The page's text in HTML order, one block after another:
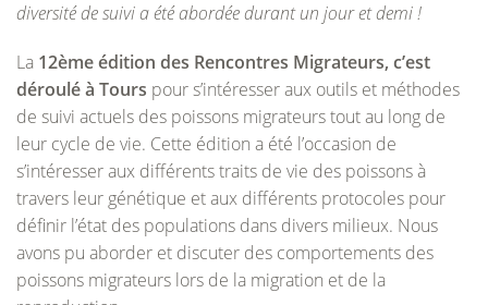
diversité de suivi a été abordée durant un jour et demi !
La 12ème édition des Rencontres Migrateurs, c’est
déroulé à Tours pour s’intéresser aux outils et méthodes
de suivi actuels des poissons migrateurs tout au long de
leur cycle de vie. Cette édition a été l’occasion de
s’intéresser aux différents traits de vie des poissons à
travers leur génétique et aux différents protocoles pour
définir l’état des populations dans divers milieux. Nous
avons pu aborder et discuter des comportements des
poissons migrateurs lors de la migration et de la